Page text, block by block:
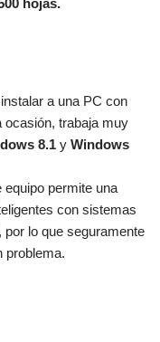
hojas.
a una PC con
ocasión, trabaja muy
8.1 y Windows
permite una
con sistemas
, por lo que seguramente
problema.